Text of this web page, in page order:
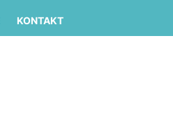
KONTAKT